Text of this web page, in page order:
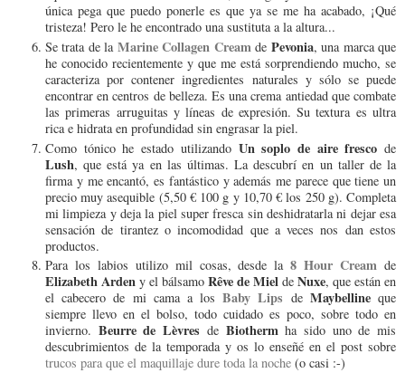
única pega que puedo ponerle es que ya se me ha acabado, ¡Qué
tristeza! Pero le he encontrado una sustituta a la altura...
Se trata de la Marine Collagen Creamde Pevonia, una marca que
he conocido recientemente y que me está sorprendiendo mucho, se
caracteriza por contener ingredientes naturales y sólo se puede
encontrar en centros de belleza. Es una crema antiedad que combate
las primeras arruguitas y líneas de expresión. Su textura es ultra
rica e hidrata en profundidad sin engrasar la piel.
Como tónico he estado utilizando Un soplo de aire fresco de
Lush, que está ya en las últimas. La descubrí en un taller de la
firma y me encantó, es fantástico y además me parece que tiene un
precio muy asequible (5,50 € 100 g y 10,70 € los 250 g). Completa
mi limpieza y deja la piel super fresca sin deshidratarla ni dejar esa
sensación de tirantez o incomodidad que a veces nos dan estos
productos.
Para los labios utilizo mil cosas, desde la8 Hour Cream de
Elizabeth Arden y el bálsamo Rêve de Miel de Nuxe, que están en
el cabecero de mi cama a losBaby Lips de Maybellineque
siempre llevo en el bolso, todo cuidado es poco, sobre todo en
invierno. Beurre de Lèvres de Biothermha sido uno de mis
descubrimientos de la temporada y os lo enseñé en el post sobre
trucos para que el maquillaje dure toda la noche (o casi :-)